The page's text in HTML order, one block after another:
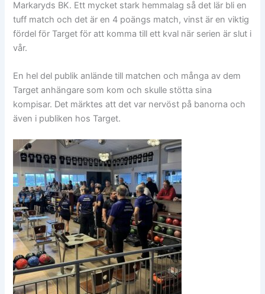
Markaryds BK. Ett mycket stark hemmalag så det lär bli en
tuff match och det är en 4 poängs match, vinst är en viktig
fördel för Target för att komma till ett kval när serien är slut i
vår.
En hel del publik anlände till matchen och många av dem
Target anhängare som kom och skulle stötta sina
kompisar. Det märktes att det var nervöst på banorna och
även i publiken hos Target.